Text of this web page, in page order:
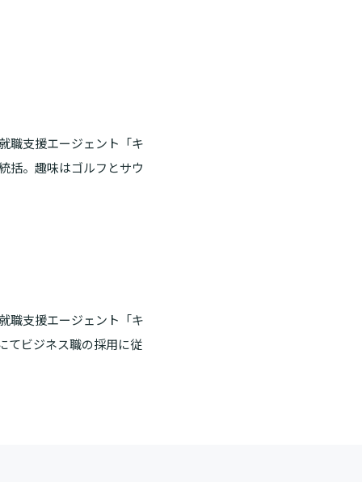
職支援エージェント「キ
括。趣味はゴルフとサウ
職支援エージェント「キ
てビジネス職の採用に従